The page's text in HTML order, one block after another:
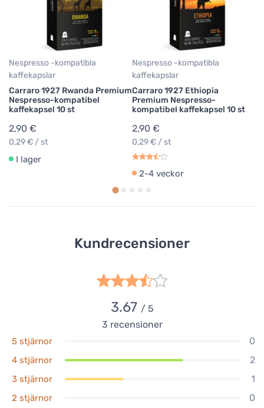
Nespresso -kompatibla
kaffekapslar
Carraro 1927 Rwanda Premium
Nespresso-kompatibel
kaffekapsel 10 st
2,90 €
0,29 € / st
I lager
Nespresso -kompatibla
kaffekapslar
Carraro 1927 Ethiopia
Premium Nespresso-
kompatibel kaffekapsel 10 st
2,90 €
0,29 € / st
2-4 veckor
Kundrecensioner
3.67 / 5
3 recensioner
5 stjärnor 0
4 stjärnor 2
3 stjärnor 1
2 stjärnor 0